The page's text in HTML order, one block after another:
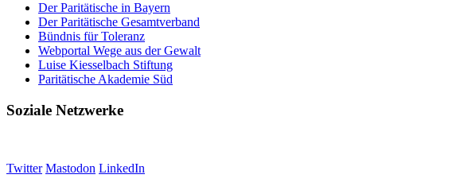
Der Paritätische in Bayern
Der Paritätische Gesamtverband
Bündnis für Toleranz
Webportal Wege aus der Gewalt
Luise Kiesselbach Stiftung
Paritätische Akademie Süd
Soziale Netzwerke
Twitter Mastodon LinkedIn